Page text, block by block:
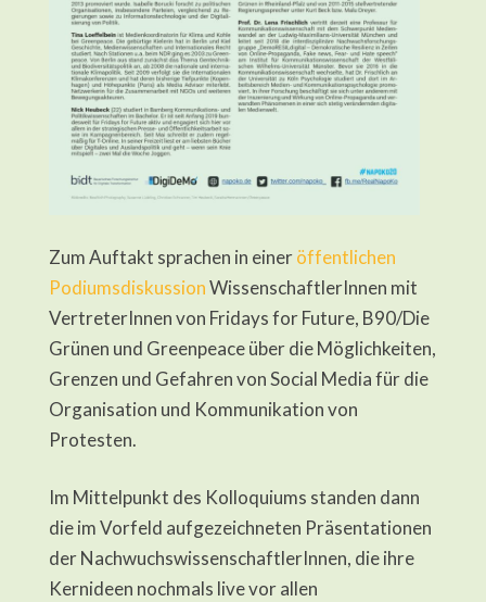
Zum Auftakt sprachen in eineröffentlichen
PodiumsdiskussionWissenschaftlerInnen mit
VertreterInnen von Fridays for Future, B90/Die
Grünen und Greenpeace über die Möglichkeiten,
Grenzen und Gefahren von Social Media für die
Organisation und Kommunikation von
Protesten.
Im Mittelpunkt des Kolloquiums standen dann
die im Vorfeld aufgezeichneten Präsentationen
der NachwuchswissenschaftlerInnen, die ihre
Kernideen nochmals live vor allen